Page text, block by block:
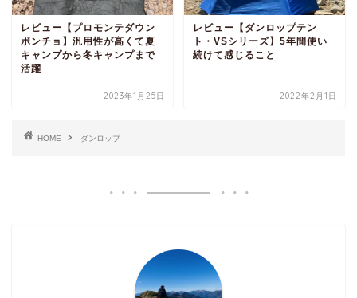
レビュー【プロモンテダウン
ポンチョ】汎用性が高くて夏
キャンプから冬キャンプまで
活躍
2023年1月25日
レビュー【ダンロップテン
ト・VSシリーズ】5年間使い
続けて感じること
2022年2月1日
HOME ダンロップ